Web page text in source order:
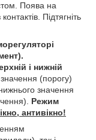
Поява на
Підтягніть
і нижній
(порогу)
значення
Режим
антивікно!